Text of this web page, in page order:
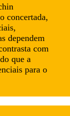
concertada,
dependem
com
que a
para o